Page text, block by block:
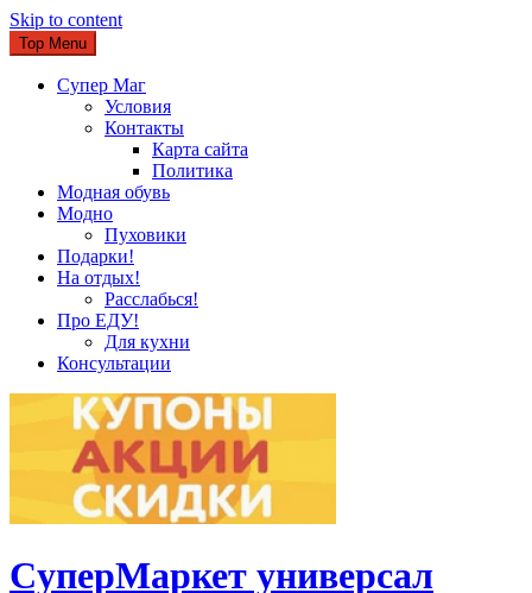
Skip to content
Top Menu
Супер Маг
Условия
Контакты
Карта сайта
Политика
Модная обувь
Модно
Пуховики
Подарки!
На отдых!
Расслабься!
Про ЕДУ!
Для кухни
Консультации
CуперМаркет универсал